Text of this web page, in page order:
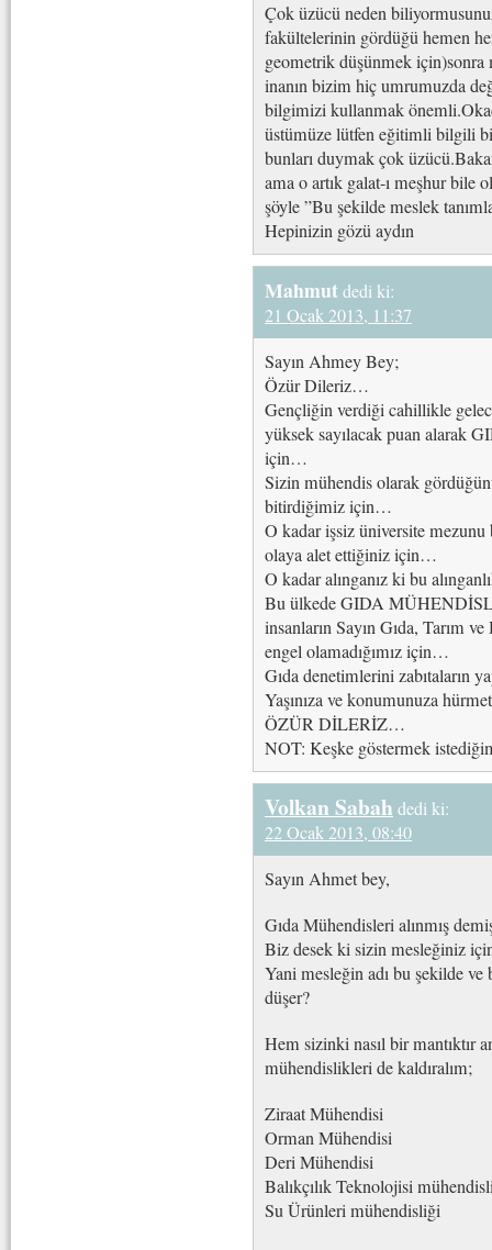
Çok üzücü neden
fakültelerinin gördüğü hemen
geometrik düşünmek için)sonra
inanın bizim hiç umrumuzda
bilgimizi kullanmak
üstümüze lütfen eğitimli bilgili
bunları duymak çok
ama o artık galat-ı meşhur bile
şöyle ”Bu şekilde meslek
Hepinizin gözü aydın
Mahmutdedi ki:
21 Ocak 2013, 11:37
Sayın Ahmey Bey;
Özür Dileriz…
Gençliğin verdiği cahillikle
yüksek sayılacak puan alarak
için…
Sizin mühendis olarak
bitirdiğimiz için…
O kadar işsiz üniversite
olaya alet ettiğiniz için…
O kadar alınganız ki bu
Bu ülkede GIDA
insanların Sayın Gıda, Tarım
engel olamadığımız için…
Gıda denetimlerini zabıtaların
Yaşınıza ve konumunuza
ÖZÜR DİLERİZ…
NOT: Keşke göstermek
Volkan Sabah dedi ki:
22 Ocak 2013, 08:40
Sayın Ahmet bey,
Gıda Mühendisleri alınmış
Biz desek ki sizin mesleğiniz
Yani mesleğin adı bu şekilde
düşer?
Hem sizinki nasıl bir mantıktır
mühendislikleri de kaldıralım;
Ziraat Mühendisi
Orman Mühendisi
Deri Mühendisi
Balıkçılık Teknolojisi
Su Ürünleri mühendisliği